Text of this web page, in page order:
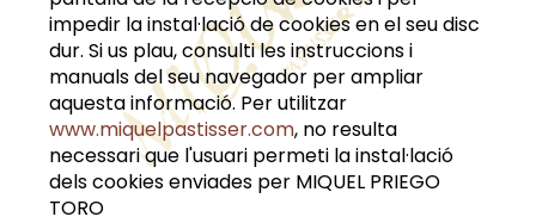
impedir la instal·lació de cookies en el seu disc
dur. Si us plau, consulti les instruccions i
manuals del seu navegador per ampliar
aquesta informació. Per utilitzar
www.miquelpastisser.com, no resulta
necessari que l'usuari permeti la instal·lació
dels cookies enviades per MIQUEL PRIEGO
TORO